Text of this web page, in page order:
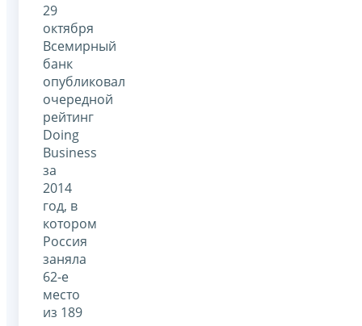
29
октября
Всемирный
банк
опубликовал
очередной
рейтинг
Doing
Business
за
2014
год, в
котором
Россия
заняла
62-е
место
из 189